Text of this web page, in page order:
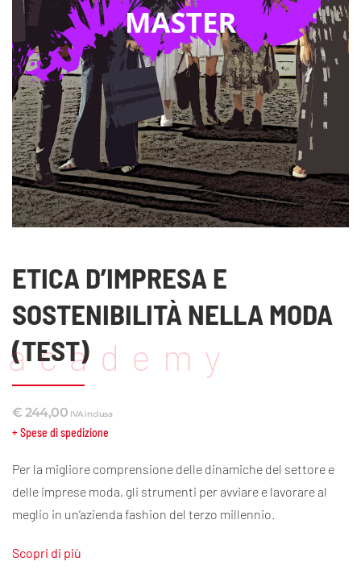
academy
ETICA D’IMPRESA E
SOSTENIBILITÀ NELLA MODA
(TEST)
€ 244,00 IVA inclusa
+ Spese di spedizione
Per la migliore comprensione delle dinamiche del settore e
delle imprese moda, gli strumenti per avviare e lavorare al
meglio in un’azienda fashion del terzo millennio.
Scopri di più